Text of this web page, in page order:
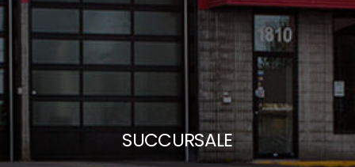
SUCCURSALE